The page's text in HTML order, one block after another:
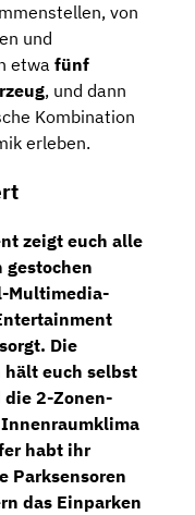
von
und
etwa fünf
, und dann
Kombination
erleben.
zeigt euch alle
gestochen
Multimedia-
Die
hält euch selbst
die 2-Zonen-
habt ihr
Parksensoren
das Einparken